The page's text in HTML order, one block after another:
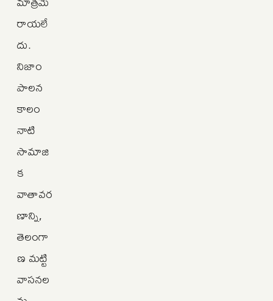
రాయలే
దు.
నిజాం
పాలన
కాలం
నాటి
సామాజి
క
వాతావర
ణాన్ని,
తెలంగా
ణ మట్టి
వాసనల